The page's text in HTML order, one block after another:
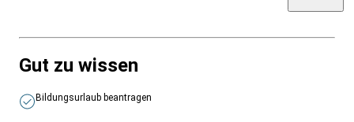
Gut zu wissen
Bildungsurlaub beantragen